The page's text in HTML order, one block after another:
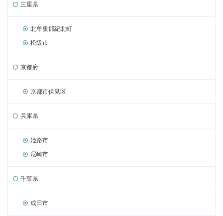
三重県
北牟婁郡紀北町
松阪市
京都府
京都市伏見区
兵庫県
姫路市
尼崎市
千葉県
成田市